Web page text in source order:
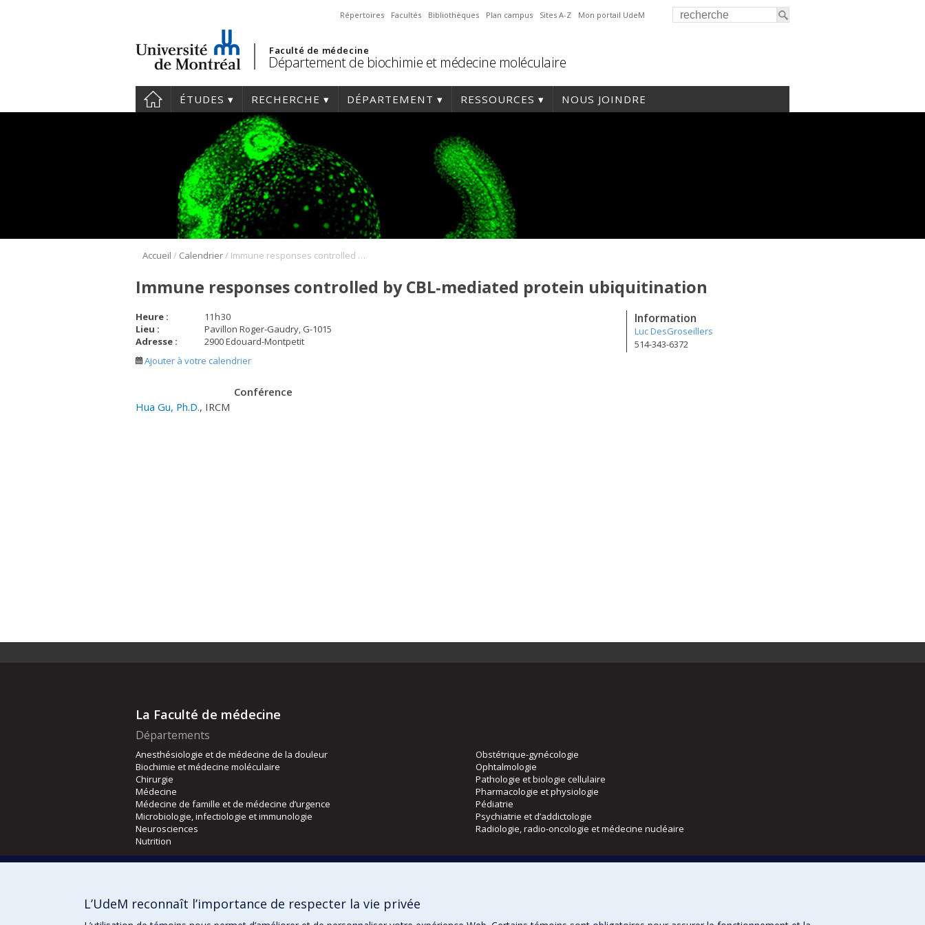
Répertoires Facultés Bibliothèques Plan campus Sites A-Z Mon portail UdeM
Faculté de médecine
Département de biochimie et médecine moléculaire
ÉTUDES RECHERCHE DÉPARTEMENT RESSOURCES NOUS JOINDRE
Accueil / Calendrier/ Immune responses controlled by CBL‐mediated protein ubiquitination
Immune responses controlled by CBL‐mediated protein ubiquitination
Heure : 11h30
Lieu :
Pavillon Roger-Gaudry, G-1015
Adresse :
2900 Edouard-Montpetit
Ajouter à votre calendrier
Information
Luc DesGroseillers
514-343-6372
Conférence
Hua Gu, Ph.D., IRCM
La Faculté de médecine
Départements
Anesthésiologie et de médecine de la douleur
Biochimie et médecine moléculaire
Chirurgie
Médecine
Médecine de famille et de médecine d’urgence
Microbiologie, infectiologie et immunologie
Neurosciences
Nutrition
Obstétrique-gynécologie
Ophtalmologie
Pathologie et biologie cellulaire
Pharmacologie et physiologie
Pédiatrie
Psychiatrie et d’addictologie
Radiologie, radio-oncologie et médecine nucléaire
Orthophonie et audiologie
L’UdeM reconnaît l’importance de respecter la vie privée